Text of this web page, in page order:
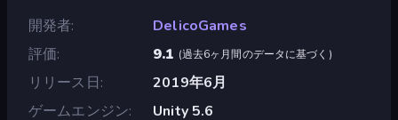
開発者
DelicoGames
評価
9.1 (過去6ヶ月間のデータに基づく )
リリース日
2019年6月
ゲームエンジン
Unity 5.6